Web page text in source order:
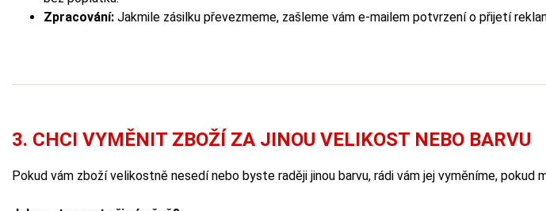
Zpracování: Jakmile zásilku převezmeme, zašleme vám e-mailem potvrzení o přijetí
3. CHCI VYMĚNIT ZBOŽÍ ZA JINOU VELIKOST NEBO BARVU
Pokud vám zboží velikostně nesedí nebo byste raději jinou barvu, rádi vám jej vyměníme, pokud